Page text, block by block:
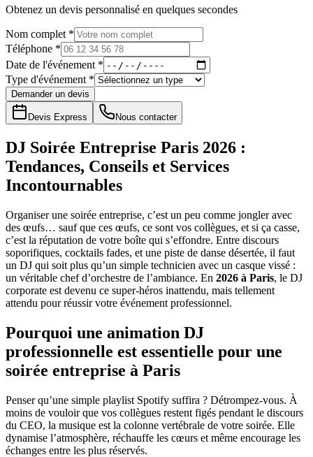
Obtenez un devis personnalisé en quelques secondes
Nom complet *
Téléphone *
Date de l'événement *
Type d'événement *
Demander un devis
Devis Express Nous contacter
DJ Soirée Entreprise Paris 2026 :
Tendances, Conseils et Services
Incontournables
Organiser une soirée entreprise, c’est un peu comme jongler avec
des œufs… sauf que ces œufs, ce sont vos collègues, et si ça casse,
c’est la réputation de votre boîte qui s’effondre. Entre discours
soporifiques, cocktails fades, et une piste de danse désertée, il faut
un DJ qui soit plus qu’un simple technicien avec un casque vissé :
un véritable chef d’orchestre de l’ambiance. En 2026 à Paris, le DJ
corporate est devenu ce super-héros inattendu, mais tellement
attendu pour réussir votre événement professionnel.
Pourquoi une animation DJ
professionnelle est essentielle pour une
soirée entreprise à Paris
Penser qu’une simple playlist Spotify suffira ? Détrompez-vous. À
moins de vouloir que vos collègues restent figés pendant le discours
du CEO, la musique est la colonne vertébrale de votre soirée. Elle
dynamise l’atmosphère, réchauffe les cœurs et même encourage les
échanges entre les plus réservés.